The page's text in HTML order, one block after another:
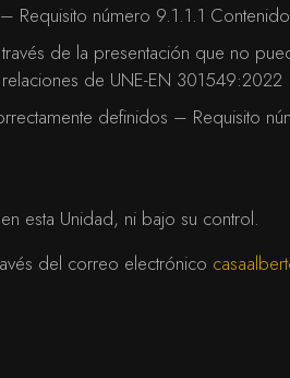
Requisito número 9.1.1.1
de la presentación que no
de UNE-EN 301549:2022
definidos – Requisito
esta Unidad, ni bajo su control.
del correo electrónico